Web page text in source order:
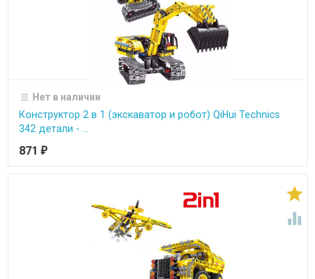
Нет в наличии
Конструктор 2 в 1 (экскаватор и робот) QiHui Technics
342 детали - ...
871 ₽

